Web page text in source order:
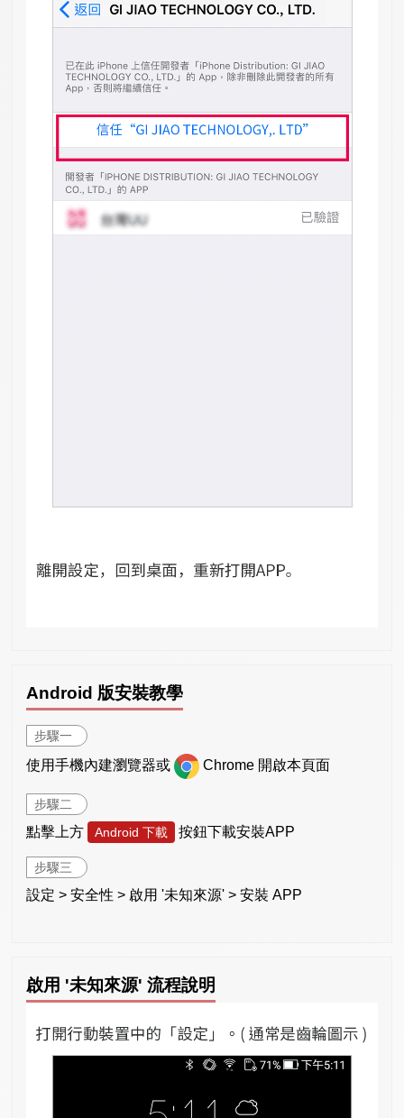
Android 版安裝教學
步驟一
使用手機內建瀏覽器或 Chrome 開啟本頁面
步驟二
點擊上方 Android 下載 按鈕下載安裝APP
步驟三
設定 > 安全性 > 啟用 '未知來源' > 安裝 APP
啟用 '未知來源' 流程說明